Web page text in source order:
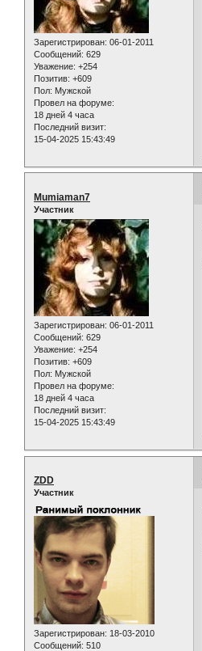
Зарегистрирован: 06-01-2011
Сообщений: 629
Уважение: +254
Позитив: +609
Пол: Мужской
Провел на форуме:
18 дней 4 часа
Последний визит:
15-04-2025 15:43:49
Mumiaman7
Участник
Зарегистрирован: 06-01-2011
Сообщений: 629
Уважение: +254
Позитив: +609
Пол: Мужской
Провел на форуме:
18 дней 4 часа
Последний визит:
15-04-2025 15:43:49
ZDD
Участник
Зарегистрирован: 18-03-2010
Сообщений: 510